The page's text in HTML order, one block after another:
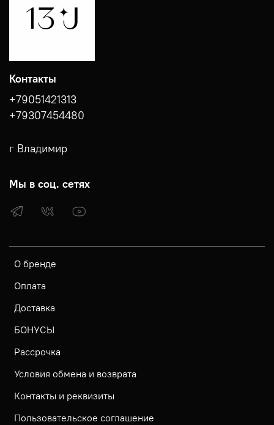
О бренде
Оплата
Доставка
БОНУСЫ
Рассрочка
Условия обмена и возврата
Контакты и реквизиты
Пользовательское соглашение
Контакты
+79051421313
+79307454480
г Владимир
Мы в соц. сетях